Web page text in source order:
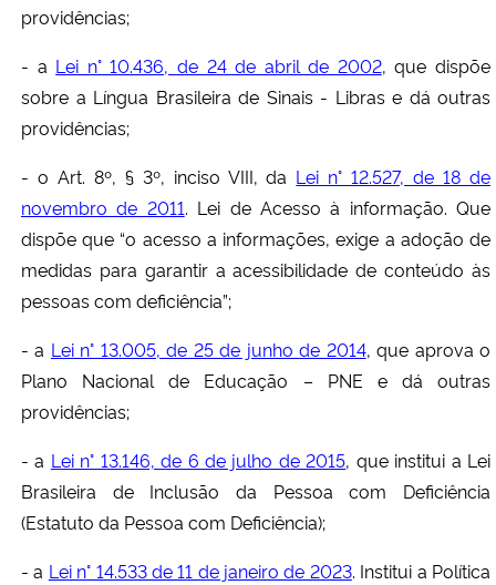
providências;
- a Lei n° 10.436, de 24 de abril de 2002, que dispõe
sobre a Língua Brasileira de Sinais - Libras e dá outras
providências;
- o Art. 8º, § 3º, inciso VIII, da Lei n° 12.527, de 18 de
novembro de 2011. Lei de Acesso à informação. Que
dispõe que “o acesso a informações, exige a adoção de
medidas para garantir a acessibilidade de conteúdo às
pessoas com deficiência”;
- a Lei n° 13.005, de 25 de junho de 2014, que aprova o
Plano Nacional de Educação – PNE e dá outras
providências;
- a Lei n° 13.146, de 6 de julho de 2015, que institui a Lei
Brasileira de Inclusão da Pessoa com Deficiência
(Estatuto da Pessoa com Deficiência);
- a Lei n° 14.533 de 11 de janeiro de 2023. Institui a Política